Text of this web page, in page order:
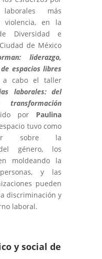
más
en la
Diversidad e
Ciudad de México
liderazgo,
espacios libres
cabo el taller
laborales: del
por Paulina
tuvo como
sobre la
género, los
moldeando la
y las
pueden
discriminación y
laboral.
y social de